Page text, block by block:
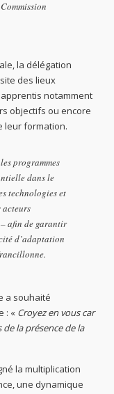
la délégation
des lieux
notamment
objectifs ou encore
leur formation.
programmes
dans le
technologies et
acteurs
– afin de garantir
d’adaptation
a souhaité
: « Croyez en vous car
la présence de la
la multiplication
une dynamique